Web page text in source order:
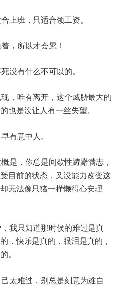
上班，只适合领工资。
，所以才会累！
没有什么不可以的。
，唯有离开，这个威胁最大的
也是没让人有一丝失望。
有意中人。
是，你总是间歇性踌躇满志，
目前的状态，又没能力改变这
无法像只猪一样懒得心安理
我只知道那时候的难过是真
，快乐是真的，眼泪是真的，
。
太难过，别总是刻意为难自